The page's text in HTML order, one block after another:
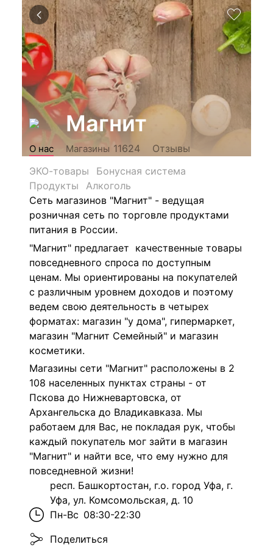
Магнит
О нас Магазины 11624
Отзывы
ЭКО-товары
Бонусная система
Продукты
Алкоголь
Сеть магазинов "Магнит" - ведущая
розничная сеть по торговле продуктами
питания в России.
"Магнит" предлагает качественные товары
повседневного спроса по доступным
ценам. Мы ориентированы на покупателей
с различным уровнем доходов и поэтому
ведем свою деятельность в четырех
форматах: магазин "у дома", гипермаркет,
магазин "Магнит Семейный" и магазин
косметики.
Магазины сети "Магнит" расположены в 2
108 населенных пунктах страны - от
Пскова до Нижневартовска, от
Архангельска до Владикавказа. Мы
работаем для Вас, не покладая рук, чтобы
каждый покупатель мог зайти в магазин
"Магнит" и найти все, что ему нужно для
повседневной жизни!
респ. Башкортостан, г.о. город Уфа, г.
Уфа, ул. Комсомольская, д. 10
Пн-Вс 08:30-22:30
Поделиться